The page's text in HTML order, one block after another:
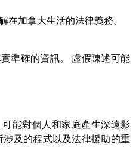
在加拿大生活的法律義務。
準確的資訊。 虛假陳述可能
能對個人和家庭產生深遠影
及的程式以及法律援助的重